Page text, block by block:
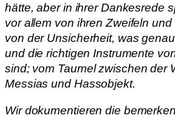
hätte, aber in ihrer Dankesrede
vor allem von ihren Zweifeln
von der Unsicherheit, was
und die richtigen Instrumente
sind; vom Taumel zwischen der
Messias und Hassobjekt.
Wir dokumentieren die